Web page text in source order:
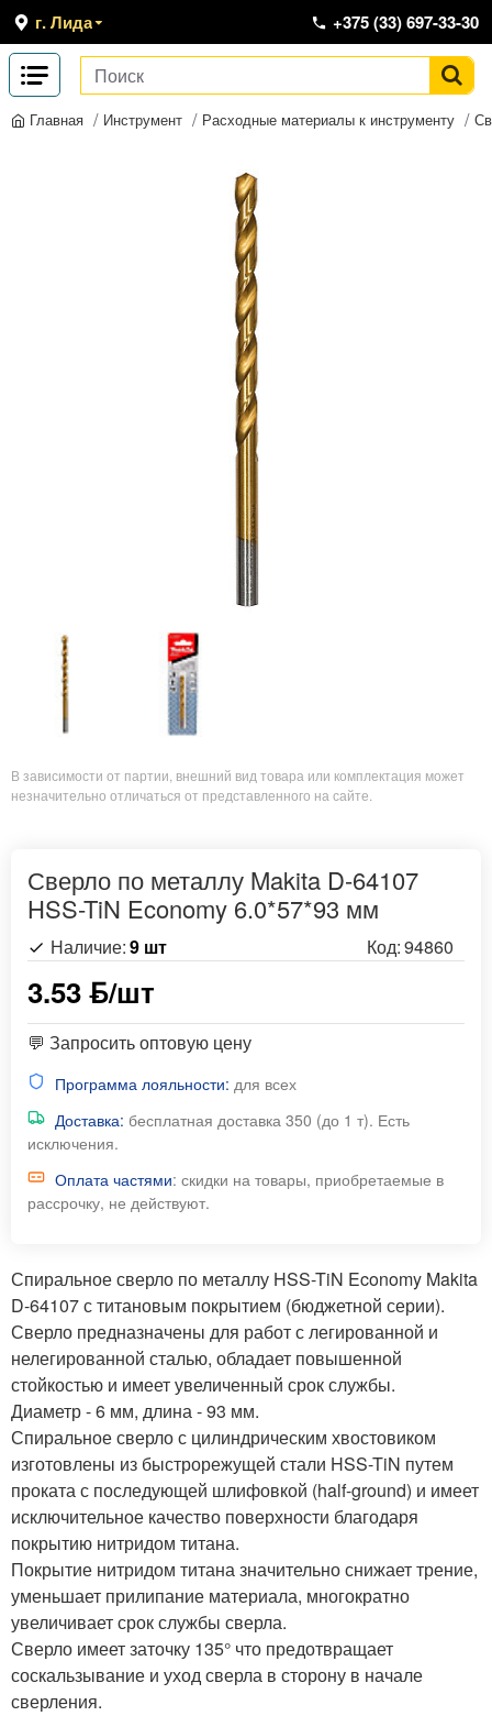
г. Лида +375 (33) 697-33-30
Главная Инструмент Расходные материалы к инструменту
В зависимости от партии, внешний вид товара или комплектация может
незначительно отличаться от представленного на сайте.
Сверло по металлу Makita D-64107
HSS-TiN Economy 6.0*57*93 мм
3.53 ƃ/шт
Наличие:9 шт Код:94860
💬 Запросить оптовую цену
Программа лояльности: для всех
Доставка: бесплатная доставка 350 (до 1 т). Есть
исключения.
Оплата частями: скидки на товары, приобретаемые в
рассрочку, не действуют.
Спиральное сверло по металлу HSS-TiN Economy Makita
D-64107 с титановым покрытием (бюджетной серии).
Сверло предназначены для работ с легированной и
нелегированной сталью, обладает повышенной
стойкостью и имеет увеличенный срок службы.
Диаметр - 6 мм, длина - 93 мм.
Спиральное сверло с цилиндрическим хвостовиком
изготовлены из быстрорежущей стали HSS-TiN путем
проката с последующей шлифовкой (half-ground) и имеет
исключительное качество поверхности благодаря
покрытию нитридом титана.
Покрытие нитридом титана значительно снижает трение,
уменьшает прилипание материала, многократно
увеличивает срок службы сверла.
Сверло имеет заточку 135° что предотвращает
соскальзывание и уход сверла в сторону в начале
сверления.